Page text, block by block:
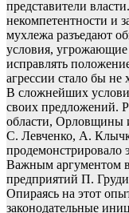
представители
некомпетентности и
мухлежа разъедают
условия,
исправлять
агрессии стало бы не
В сложнейших
своих предложений.
области, Орловщины
С. Левченко, А.
продемонстрировало
Важным аргументом
предприятий П.
Опираясь на этот
законодательные